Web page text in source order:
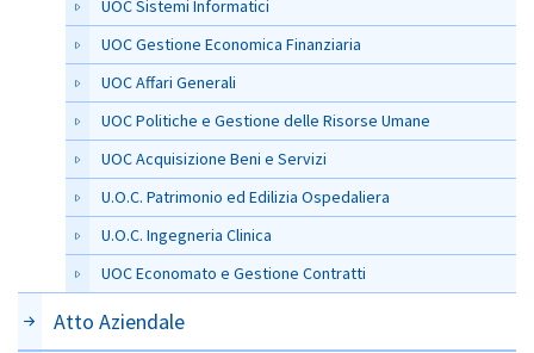
UOC Sistemi Informatici
UOC Gestione Economica Finanziaria
UOC Affari Generali
UOC Politiche e Gestione delle Risorse Umane
UOC Acquisizione Beni e Servizi
U.O.C. Patrimonio ed Edilizia Ospedaliera
U.O.C. Ingegneria Clinica
UOC Economato e Gestione Contratti
Atto Aziendale